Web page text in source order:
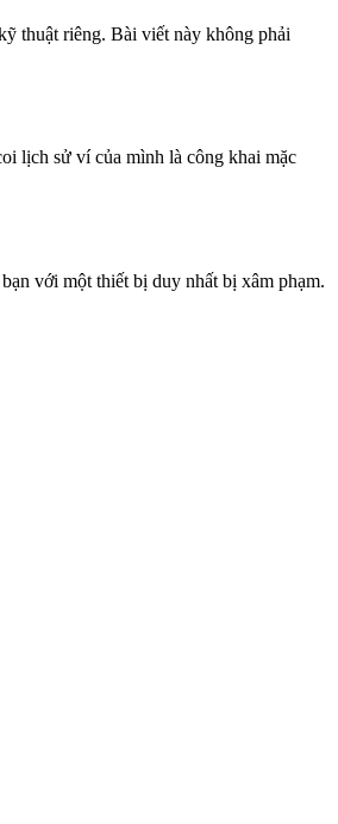
thuật riêng. Bài viết này không phải
lịch sử ví của mình là công khai mặc
với một thiết bị duy nhất bị xâm phạm.